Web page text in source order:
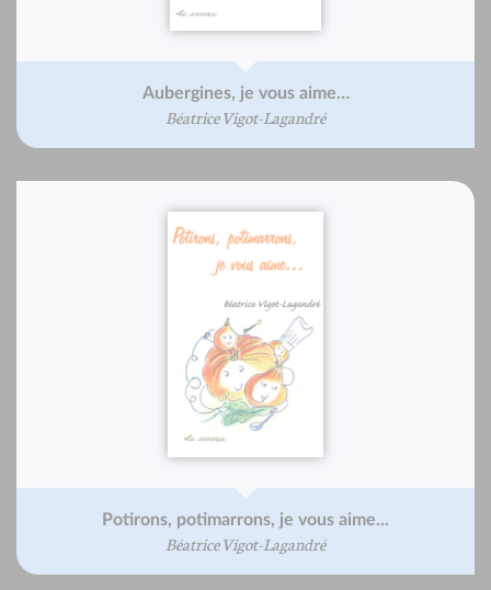
Aubergines, je vous aime…
Béatrice Vigot-Lagandré
Potirons, potimarrons, je vous aime...
Béatrice Vigot-Lagandré